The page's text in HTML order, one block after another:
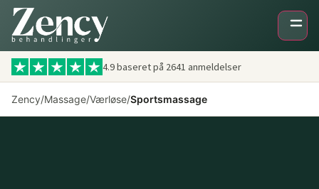
4.9 baseret på 2641 anmeldelser
Zency/Massage/Værløse/Sportsmassage